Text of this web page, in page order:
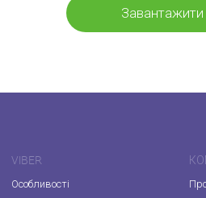
Завантажити
VIBER
Особливості